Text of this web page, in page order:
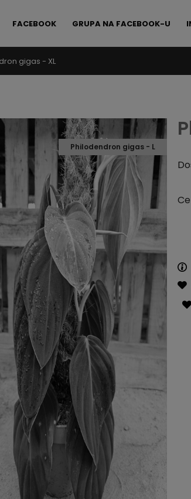
FACEBOOK GRUPA NA FACEBOOK-U
gigas - XL
Philodendron gigas - L